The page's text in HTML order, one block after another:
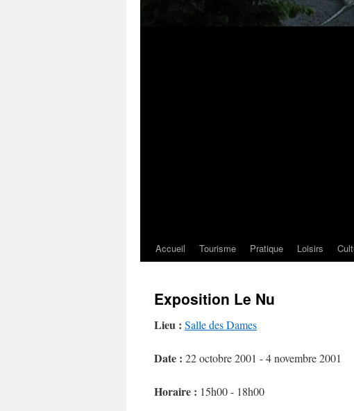
Accueil Tourisme Pratique Loisirs
Exposition Le Nu
Lieu : Salle des Dames
Date : 22 octobre 2001 - 4 novembre 2001
Horaire : 15h00 - 18h00